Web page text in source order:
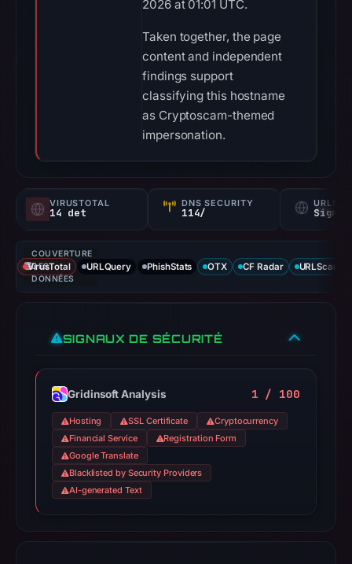
2026 at 01:01 UTC.
Taken together, the page
content and independent
findings support
classifying this hostname
as Cryptoscam-themed
impersonation.
VIRUSTOTAL
14 det
DNS SECURITY
114/
COUVERTURE
DES
DONNÉES
VirusTotal URLQuery PhishStats OTX CF Radar URLScan
SIGNAUX DE SÉCURITÉ
Gridinsoft Analysis 1 / 100
Hosting SSL Certificate
Cryptocurrency
Financial Service
Registration Form
Google Translate
Blacklisted by Security Providers
AI-generated Text